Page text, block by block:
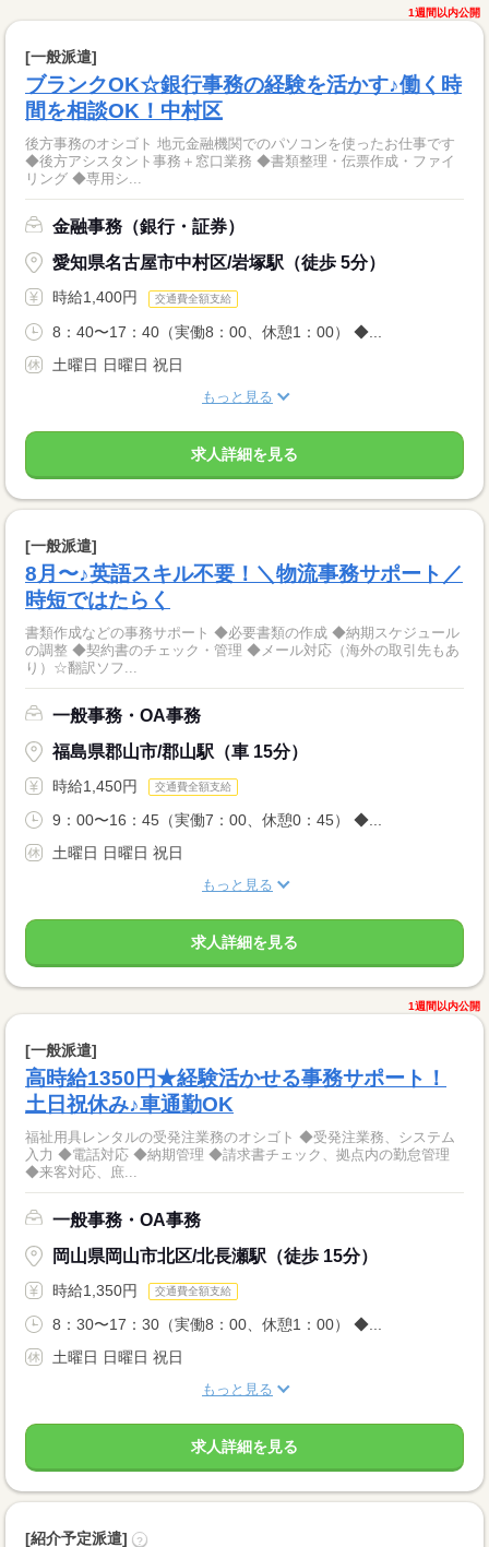
1週間以内公開
[一般派遣]
ブランクOK☆銀行事務の経験を活かす♪働く時
間を相談OK！中村区
後方事務のオシゴト 地元金融機関でのパソコンを使ったお仕事です
◆後方アシスタント事務＋窓口業務 ◆書類整理・伝票作成・ファイ
リング ◆専用シ...
金融事務（銀行・証券）
愛知県名古屋市中村区/岩塚駅（徒歩 5分）
時給1,400円 交通費全額支給
8：40〜17：40（実働8：00、休憩1：00） ◆...
土曜日 日曜日 祝日
もっと見る
求人詳細を見る
[一般派遣]
8月〜♪英語スキル不要！＼物流事務サポート／
時短ではたらく
書類作成などの事務サポート ◆必要書類の作成 ◆納期スケジュール
の調整 ◆契約書のチェック・管理 ◆メール対応（海外の取引先もあ
り）☆翻訳ソフ...
一般事務・OA事務
福島県郡山市/郡山駅（車 15分）
時給1,450円 交通費全額支給
9：00〜16：45（実働7：00、休憩0：45） ◆...
土曜日 日曜日 祝日
もっと見る
求人詳細を見る
1週間以内公開
[一般派遣]
高時給1350円★経験活かせる事務サポート！
土日祝休み♪車通勤OK
福祉用具レンタルの受発注業務のオシゴト ◆受発注業務、システム
入力 ◆電話対応 ◆納期管理 ◆請求書チェック、拠点内の勤怠管理
◆来客対応、庶...
一般事務・OA事務
岡山県岡山市北区/北長瀬駅（徒歩 15分）
時給1,350円 交通費全額支給
8：30〜17：30（実働8：00、休憩1：00） ◆...
土曜日 日曜日 祝日
もっと見る
求人詳細を見る
[紹介予定派遣] ?